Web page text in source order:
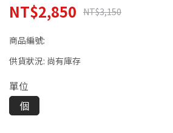
NT$2,850 NT$3,150
商品編號:
供貨狀況: 尚有庫存
單位
個